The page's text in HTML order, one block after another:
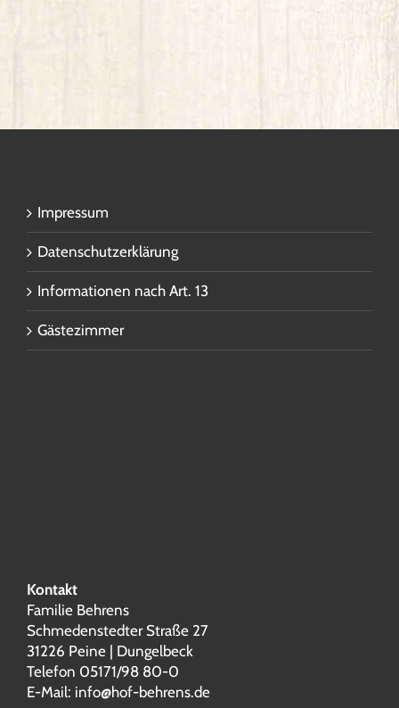
Impressum
Datenschutzerklärung
Informationen nach Art. 13
Gästezimmer
Kontakt
Familie Behrens
Schmedenstedter Straße 27
31226 Peine | Dungelbeck
Telefon 05171/98 80-0
E-Mail: info@hof-behrens.de